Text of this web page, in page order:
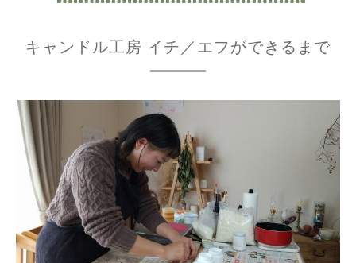
キャンドル工房 イチ／エフができるまで